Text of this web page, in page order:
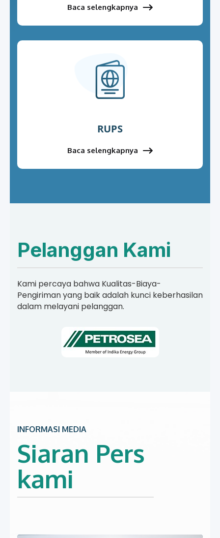
Baca selengkapnya
RUPS
Baca selengkapnya
Pelanggan Kami
Kami percaya bahwa Kualitas-Biaya-
Pengiriman yang baik adalah kunci keberhasilan
dalam melayani pelanggan.
INFORMASI MEDIA
Siaran Pers
kami